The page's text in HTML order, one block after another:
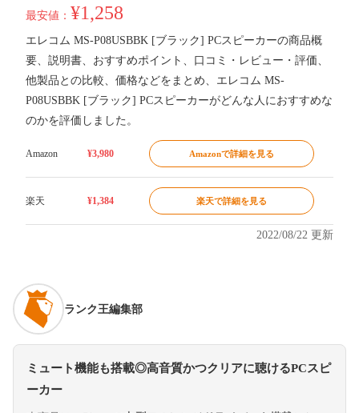
最安値： ¥1,258
エレコム MS-P08USBBK [ブラック] PCスピーカーの商品概
要、説明書、おすすめポイント、口コミ・レビュー・評価、
他製品との比較、価格などをまとめ、エレコム MS-
P08USBBK [ブラック] PCスピーカーがどんな人におすすめな
のかを評価しました。
Amazon ¥3,980 Amazonで詳細を見る
楽天 ¥1,384 楽天で詳細を見る
2022/08/22 更新
ランク王編集部
ミュート機能も搭載◎高音質かつクリアに聴けるPCスピ
ーカー